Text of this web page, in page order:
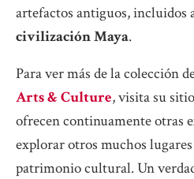
artefactos antiguos, incluidos
civilización Maya.
Para ver más de la colección
Arts & Culture, visita su
ofrecen continuamente otras
explorar otros muchos
patrimonio cultural. Un